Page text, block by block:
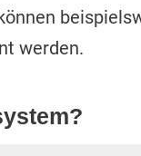
werden.